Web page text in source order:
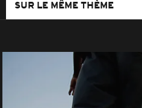
SUR LE MÊME THÈME